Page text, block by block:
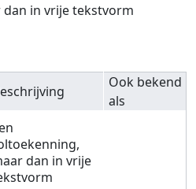
in vrije tekstvorm
Ook bekend
als
dan in vrije